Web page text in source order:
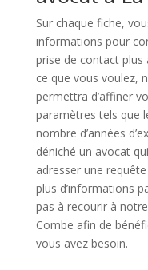
Sur chaque fiche,
informations pour
prise de contact plus
ce que vous voulez,
permettra d’affiner
paramètres tels que
nombre d’années
déniché un avocat
adresser une
plus d’informations
pas à recourir à
Combe afin de
vous avez besoin.